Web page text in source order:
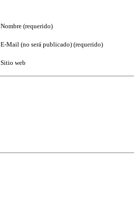
Nombre (requerido)
E-Mail (no será publicado) (requerido)
Sitio web